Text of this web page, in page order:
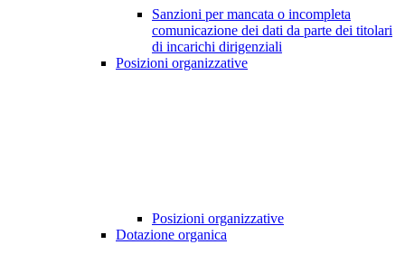
Sanzioni per mancata o incompleta
comunicazione dei dati da parte dei titolari
di incarichi dirigenziali
Posizioni organizzative
Posizioni organizzative
Dotazione organica